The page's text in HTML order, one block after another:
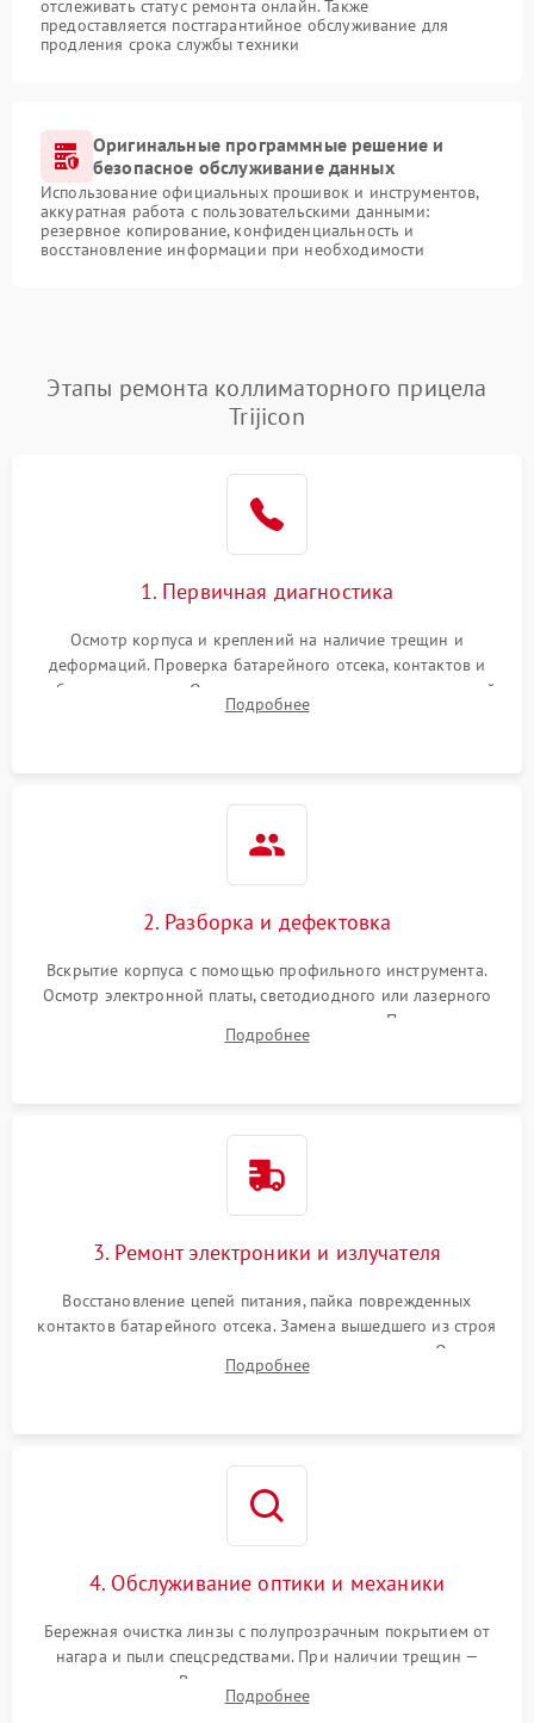
отслеживать статус ремонта онлайн. Также
предоставляется постгарантийное обслуживание для
продления срока службы техники
Оригинальные программные решение и
безопасное обслуживание данных
Использование официальных прошивок и инструментов,
аккуратная работа с пользовательскими данными:
резервное копирование, конфиденциальность и
восстановление информации при необходимости
Этапы ремонта коллиматорного прицела
Trijicon
1. Первичная диагностика
Осмотр корпуса и креплений на наличие трещин и
деформаций. Проверка батарейного отсека, контактов и
работы излучателя. Оценка яркости и четкости прицельной
марки на разных режимах. Выявление проблем с
Подробнее
2. Разборка и дефектовка
Вскрытие корпуса с помощью профильного инструмента.
Осмотр электронной платы, светодиодного или лазерного
излучателя, а также механизма выверки. Проверка
уплотнительных прокладок и выявление следов окисления
Подробнее
3. Ремонт электроники и излучателя
Восстановление цепей питания, пайка поврежденных
контактов батарейного отсека. Замена вышедшего из строя
светодиода или микросхемы управления яркостью. Очистка
платы от коррозии и нанесение защитного лака для
Подробнее
4. Обслуживание оптики и механики
Бережная очистка линзы с полупрозрачным покрытием от
нагара и пыли спецсредствами. При наличии трещин —
замена стекла. Восстановление или замена пружин и
резьбовых элементов в механизме ввода поправок для
Подробнее